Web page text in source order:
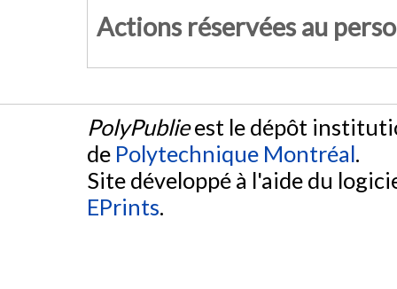
Actions réservées au
PolyPublieest le dépôt
de Polytechnique Montréal.
Site développé à l'aide du
EPrints.